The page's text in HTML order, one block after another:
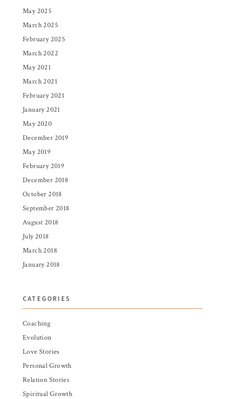
May 2025
March 2025
February 2025
March 2022
May 2021
March 2021
February 2021
January 2021
May 2020
December 2019
May 2019
February 2019
December 2018
October 2018
September 2018
August 2018
July 2018
March 2018
January 2018
CATEGORIES
Coaching
Evolution
Love Stories
Personal Growth
Relation Stories
Spiritual Growth